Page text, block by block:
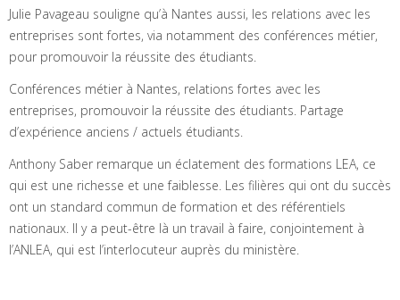
Julie Pavageau souligne qu’à Nantes aussi, les relations avec les
entreprises sont fortes, via notamment des conférences métier,
pour promouvoir la réussite des étudiants.
Conférences métier à Nantes, relations fortes avec les
entreprises, promouvoir la réussite des étudiants. Partage
d’expérience anciens / actuels étudiants.
Anthony Saber remarque un éclatement des formations LEA, ce
qui est une richesse et une faiblesse. Les filières qui ont du succès
ont un standard commun de formation et des référentiels
nationaux. Il y a peut-être là un travail à faire, conjointement à
l’ANLEA, qui est l’interlocuteur auprès du ministère.